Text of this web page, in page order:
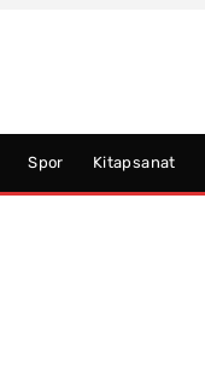
Spor Kitapsanat